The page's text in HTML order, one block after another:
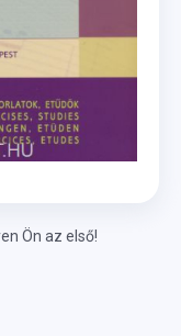
Ön az első!